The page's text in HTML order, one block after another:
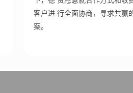
客户进 行全面协商，寻求共赢
案。